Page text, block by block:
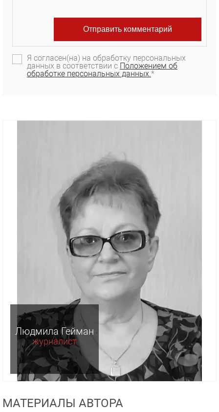
Я согласен(на) на обработку персональных
данных в соответствии с Положением об
обработке персональных данных.*
Людмила Гейман
журналист
МАТЕРИАЛЫ АВТОРА